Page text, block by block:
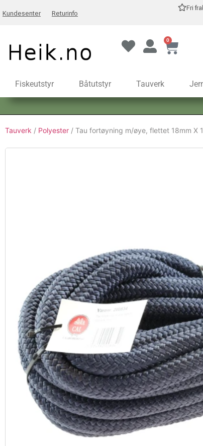
Kundesenter Returinfo
Fri
0
Fiskeutstyr Båtutstyr Tauverk
Tauverk / Polyester / Tau fortøyning m/øye, flettet 18mm X